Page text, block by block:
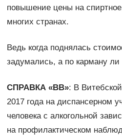
повышение цены на
многих странах.
Ведь когда поднялась
задумались, а по карману ли
СПРАВКА «ВВ»: В
2017 года на диспансерном
человека с алкогольной
на профилактическом